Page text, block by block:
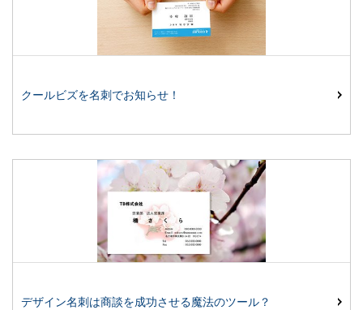
クールビズを名刺でお知らせ！
デザイン名刺は商談を成功させる魔法のツール？